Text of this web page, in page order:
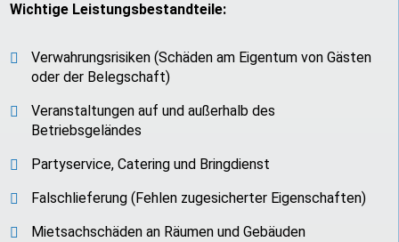
Wichtige Leistungsbestandteile:
Verwahrungsrisiken (Schäden am Eigentum von Gästen
oder der Belegschaft)
Veranstaltungen auf und außerhalb des
Betriebsgeländes
Partyservice, Catering und Bringdienst
Falschlieferung (Fehlen zugesicherter Eigenschaften)
Mietsachschäden an Räumen und Gebäuden